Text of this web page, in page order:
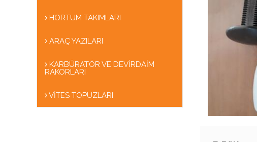
HORTUM TAKIMLARI
ARAÇ YAZILARI
KARBÜRATÖR VE DEVİRDAİM
RAKORLARI
VİTES TOPUZLARI